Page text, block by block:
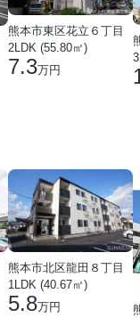
熊本市東区花立６丁目
2LDK (55.80㎡)
7.3万円
熊本市北区龍田８丁目
1LDK (40.67㎡)
5.8万円